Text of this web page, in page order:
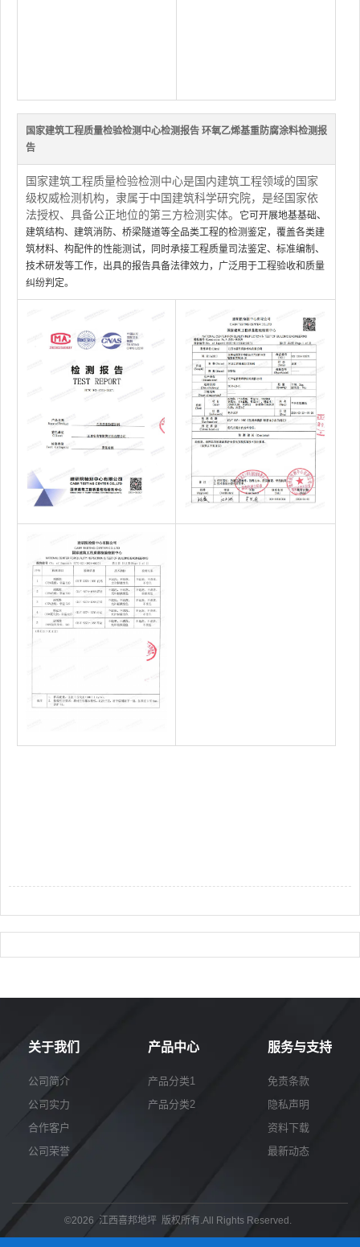
国家建筑工程质量检验检测中心检测报告 环氧乙烯基重防腐涂料检测报
告
国家建筑工程质量检验检测中心是国内建筑工程领域的国家
级权威检测机构，隶属于中国建筑科学研究院，是经国家依
法授权、具备公正地位的第三方检测实体。
它可开展地基基础、
建筑结构、建筑消防、桥梁隧道等全品类工程的检测鉴定，覆盖各类建
筑材料、构配件的性能测试，同时承接工程质量司法鉴定、标准编制、
技术研发等工作，出具的报告具备法律效力，广泛用于工程验收和质量
纠纷判定。
关于我们
公司简介
公司实力
合作客户
公司荣誉
产品中心
产品分类1
产品分类2
服务与支持
免责条款
隐私声明
资料下载
最新动态
©2026 江西喜邦地坪 版权所有.All Rights Reserved.